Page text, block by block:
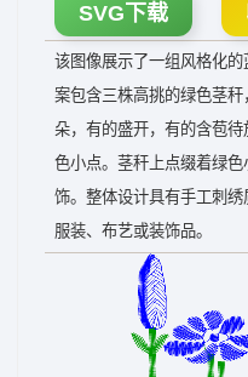
SVG下载
该图像展示了一组风格化
案包含三株高挑的绿色茎
朵，有的盛开，有的含苞
色小点。茎秆上点缀着绿
饰。整体设计具有手工刺
服装、布艺或装饰品。